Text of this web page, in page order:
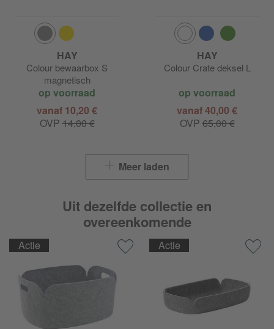
HAY
Colour bewaarbox S
magnetisch
op voorraad
vanaf 10,20 €
OVP14,00 €
HAY
Colour Crate deksel L
op voorraad
vanaf 40,00 €
OVP65,00 €
Meer laden
Uit dezelfde collectie en
overeenkomende
Actie Actie